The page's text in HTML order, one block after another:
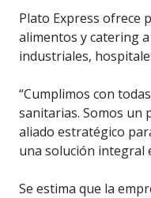
Plato Express ofrece
alimentos y catering
industriales,
“Cumplimos con
sanitarias. Somos un
aliado estratégico
una solución integral
Se estima que la